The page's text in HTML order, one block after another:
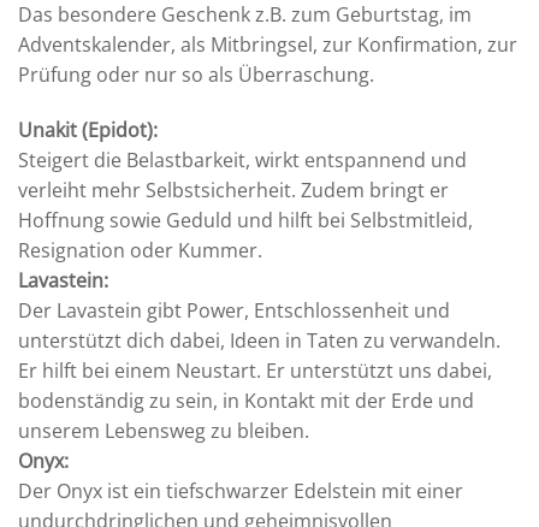
Das besondere Geschenk z.B. zum Geburtstag, im
Adventskalender, als Mitbringsel, zur Konfirmation, zur
Prüfung oder nur so als Überraschung.
Unakit (Epidot):
Steigert die Belastbarkeit, wirkt entspannend und
verleiht mehr Selbstsicherheit. Zudem bringt er
Hoffnung sowie Geduld und hilft bei Selbstmitleid,
Resignation oder Kummer.
Lavastein:
Der Lavastein gibt Power, Entschlossenheit und
unterstützt dich dabei, Ideen in Taten zu verwandeln.
Er hilft bei einem Neustart. Er unterstützt uns dabei,
bodenständig zu sein, in Kontakt mit der Erde und
unserem Lebensweg zu bleiben.
Onyx:
Der Onyx ist ein tiefschwarzer Edelstein mit einer
undurchdringlichen und geheimnisvollen